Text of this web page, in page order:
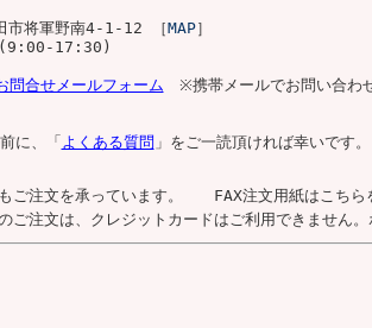
市将軍野南4-1-12 ［MAP］
17:30)
問合せメールフォーム
※携帯メールでお問い合わ
に、「 よくある質問 」をご一読頂ければ幸いです。
ご注文を承っています。 FAX注文用紙はこちら
ご注文は、クレジットカードはご利用できません